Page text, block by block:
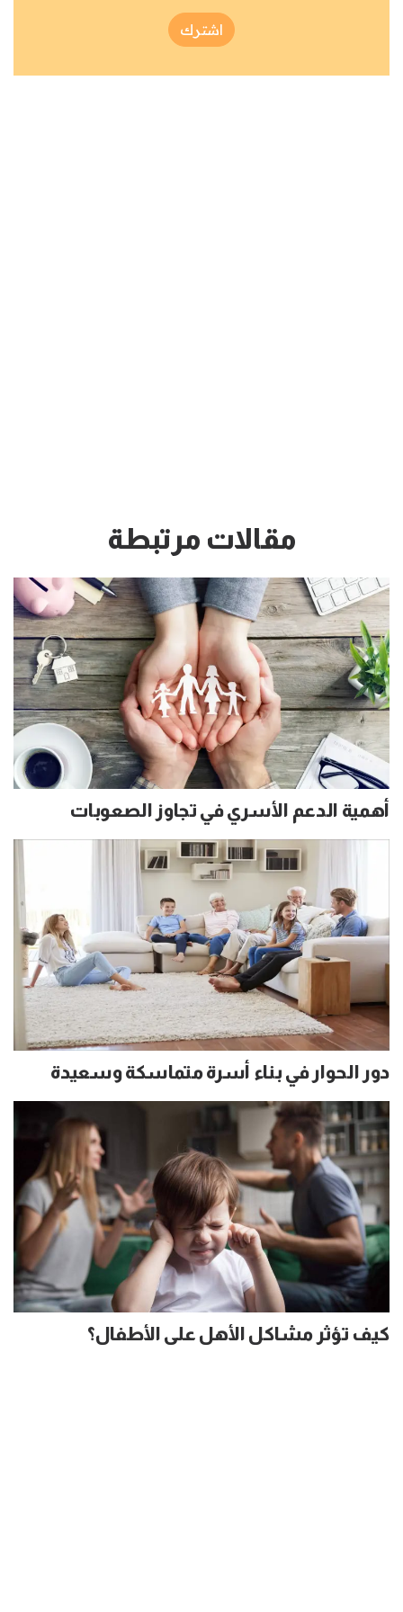
اشترك
مقالات مرتبطة
أهمية الدعم الأسري في تجاوز الصعوبات
دور الحوار في بناء أسرة متماسكة وسعيدة
كيف تؤثر مشاكل الأهل على الأطفال؟